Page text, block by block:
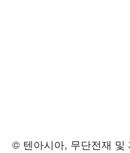
© 텐아시아, 무단전재 및